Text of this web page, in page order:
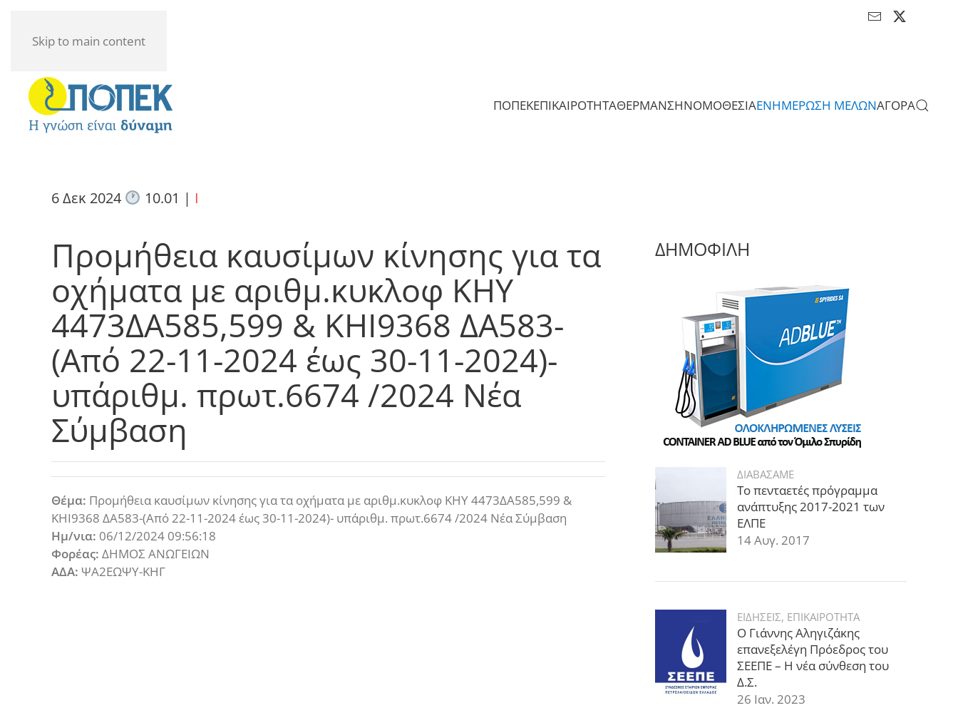
Skip to main content
ΠΟΠΕΚΕΠΙΚΑΙΡΟΤΗΤΑΘΕΡΜΑΝΣΗΝΟΜΟΘΕΣΙΑΕΝΗΜΕΡΩΣΗ ΜΕΛΩΝΑΓΟΡΑ
6 Δεκ 2024 10.01 | I
Προμήθεια καυσίμων κίνησης για τα
οχήματα με αριθμ.κυκλοφ ΚΗΥ
4473ΔΑ585,599 & ΚΗΙ9368 ΔΑ583-
(Από 22-11-2024 έως 30-11-2024)-
υπ΄αριθμ. πρωτ.6674 /2024 Νέα
Σύμβαση
Θέμα: Προμήθεια καυσίμων κίνησης για τα οχήματα με αριθμ.κυκλοφ ΚΗΥ 4473ΔΑ585,599 &
ΚΗΙ9368 ΔΑ583-(Από 22-11-2024 έως 30-11-2024)- υπ΄αριθμ. πρωτ.6674 /2024 Νέα Σύμβαση
Ημ/νια: 06/12/2024 09:56:18
Φορέας: ΔΗΜΟΣ ΑΝΩΓΕΙΩΝ
ΑΔΑ: ΨΑ2ΕΩΨΥ-ΚΗΓ
ΔΗΜΟΦΙΛΗ
ΔΙΑΒΑΣΑΜΕ
Το πενταετές πρόγραμμα
ανάπτυξης 2017-2021 των
ΕΛΠΕ
14 Αυγ. 2017
ΕΙΔΗΣΕΙΣ, ΕΠΙΚΑΙΡΟΤΗΤΑ
Ο Γιάννης Αληγιζάκης
επανεξελέγη Πρόεδρος του
ΣΕΕΠΕ – Η νέα σύνθεση του
Δ.Σ.
26 Ιαν. 2023